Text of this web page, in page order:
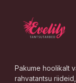
Pakume hoolikalt
rahvatantsu